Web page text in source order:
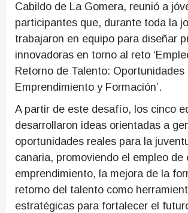
Cabildo de La Gomera, reunió a
participantes que, durante toda la
trabajaron en equipo para diseñar
innovadoras en torno al reto
Retorno de Talento: Oportunidades
Emprendimiento y Formación’.
A partir de este desafío, los cinco
desarrollaron ideas orientadas a
oportunidades reales para la
canaria, promoviendo el empleo de
emprendimiento, la mejora de la
retorno del talento como
estratégicas para fortalecer el